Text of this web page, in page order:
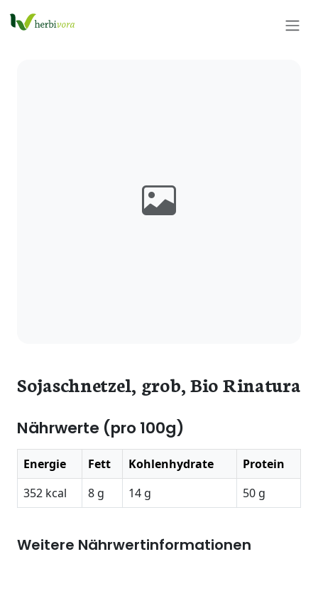
Sojaschnetzel, grob, Bio Rinatura
Nährwerte (pro 100g)
Energie Fett Kohlenhydrate
Protein
352 kcal
8 g 14 g 50 g
Weitere Nährwertinformationen